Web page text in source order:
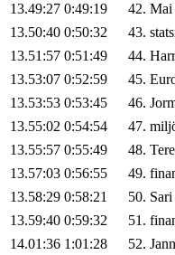
13.49:27 0:49:19 42. Mai
13.50:40 0:50:32 43.
13.51:57 0:51:49 44.
13.53:07 0:52:59 45.
13.53:53 0:53:45 46.
13.55:02 0:54:54 47.
13.55:57 0:55:49 48. Tere
13.57:03 0:56:55 49.
13.58:29 0:58:21 50. Sari
13.59:40 0:59:32 51.
14.01:36 1:01:28 52.